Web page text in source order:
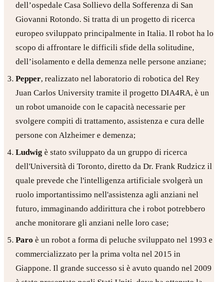
dell’ospedale Casa Sollievo della Sofferenza di San
Giovanni Rotondo. Si tratta di un progetto di ricerca
europeo sviluppato principalmente in Italia. Il robot ha lo
scopo di affrontare le difficili sfide della solitudine,
dell’isolamento e della demenza nelle persone anziane;
Pepper, realizzato nel laboratorio di robotica del Rey
Juan Carlos University tramite il progetto DIA4RA, è un
un robot umanoide con le capacità necessarie per
svolgere compiti di trattamento, assistenza e cura delle
persone con Alzheimer e demenza;
Ludwig è stato sviluppato da un gruppo di ricerca
dell'Università di Toronto, diretto da Dr. Frank Rudzicz il
quale prevede che l'intelligenza artificiale svolgerà un
ruolo importantissimo nell'assistenza agli anziani nel
futuro, immaginando addirittura che i robot potrebbero
anche monitorare gli anziani nelle loro case;
Paro è un robot a forma di peluche sviluppato nel 1993 e
commercializzato per la prima volta nel 2015 in
Giappone. Il grande successo si è avuto quando nel 2009